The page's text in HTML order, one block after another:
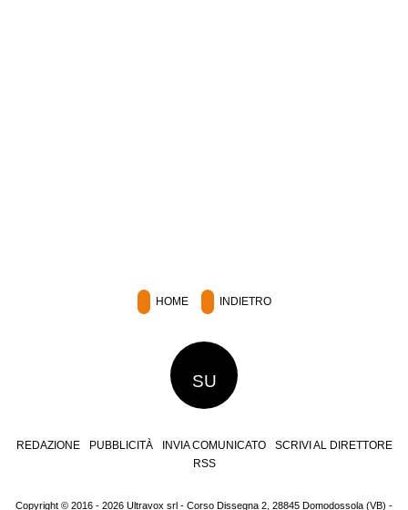
HOME INDIETRO
SU
REDAZIONE PUBBLICITÀ INVIA COMUNICATO
SCRIVI AL DIRETTORE
RSS
Copyright © 2016 - 2026 Ultravox srl - Corso Dissegna 2, 28845 Domodossola (VB) -